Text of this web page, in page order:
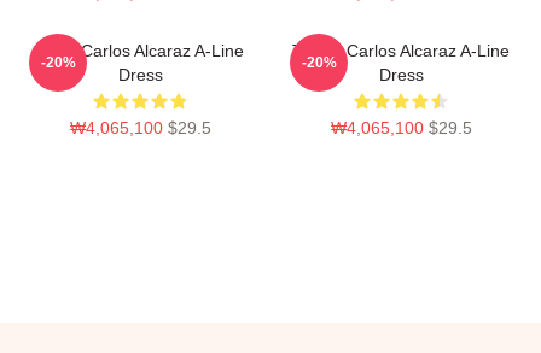
Tenis Carlos Alcaraz A-Line
Dress
₩4,065,100 $29.5
-20%
Tennis Carlos Alcaraz A-Line
Dress
₩4,065,100 $29.5
-20%